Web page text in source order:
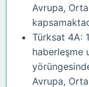
Avrupa, Orta
Türksat 4A:
haberleşme
Avrupa, Orta